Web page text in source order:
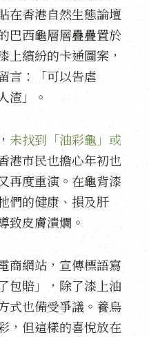
在香港自然生態論壇
巴西龜層層疊疊置於
上繽紛的卡通圖案，
言：「可以告虐
渣」。
未找到「油彩龜」或
港市民也擔心年初也
再度重演。在龜背漆
們的健康、損及肝
致皮膚潰爛。
商網站，宣傳標語寫
包賠」，除了漆上油
式也備受爭議。養烏
，但這樣的喜悅放在